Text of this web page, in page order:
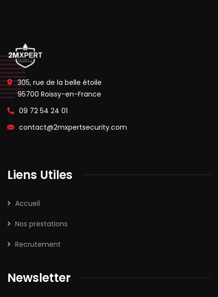
305, rue de la belle étoile
95700 Roissy-en-France
09 72 54 24 01
contact@2mxpertsecurity.com
Liens Utiles
Accueil
Nos prestations
Recrutement
Newsletter